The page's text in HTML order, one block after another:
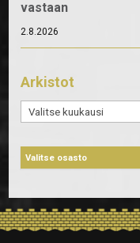
vastaan
2.8.2026
Arkistot
Arkistot